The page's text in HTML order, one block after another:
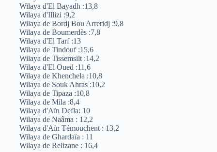
Wilaya d'El Bayadh :13,8
Wilaya d'Illizi :9,2
Wilaya de Bordj Bou Arreridj :9,8
Wilaya de Boumerdès :7,8
Wilaya d'El Tarf :13
Wilaya de Tindouf :15,6
Wilaya de Tissemsilt :14,2
Wilaya d'El Oued :11,6
Wilaya de Khenchela :10,8
Wilaya de Souk Ahras :10,2
Wilaya de Tipaza :10,8
Wilaya de Mila :8,4
Wilaya d'Aïn Defla: 10
Wilaya de Naâma : 12,2
Wilaya d'Aïn Témouchent : 13,2
Wilaya de Ghardaïa : 11
Wilaya de Relizane : 16,4